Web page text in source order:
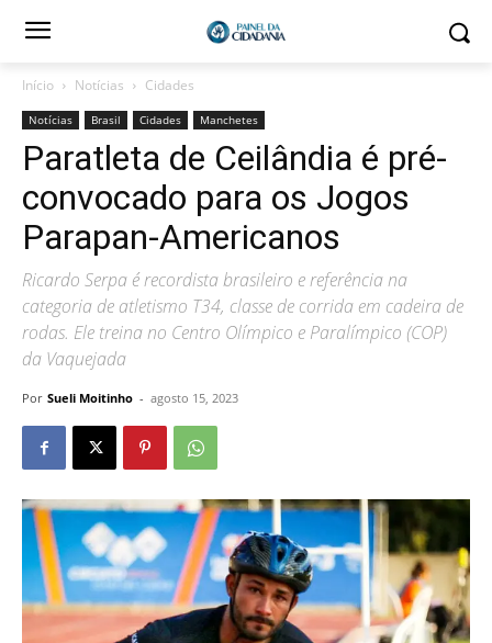
Início Notícias Cidades
Notícias Brasil Cidades Manchetes
Paratleta de Ceilândia é pré-
convocado para os Jogos
Parapan-Americanos
Ricardo Serpa é recordista brasileiro e referência na
categoria de atletismo T34, classe de corrida em cadeira de
rodas. Ele treina no Centro Olímpico e Paralímpico (COP)
da Vaquejada
Por Sueli Moitinho - agosto 15, 2023